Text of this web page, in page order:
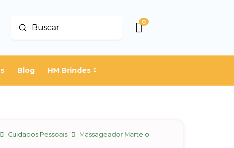
Buscar
Enviar
0
Blog HM Brindes
Cuidados Pessoais Massageador Martelo